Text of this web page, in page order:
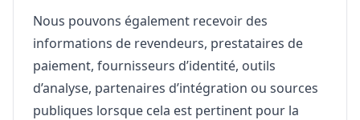
Nous pouvons également recevoir des
informations de revendeurs, prestataires de
paiement, fournisseurs d’identité, outils
d’analyse, partenaires d’intégration ou sources
publiques lorsque cela est pertinent pour la